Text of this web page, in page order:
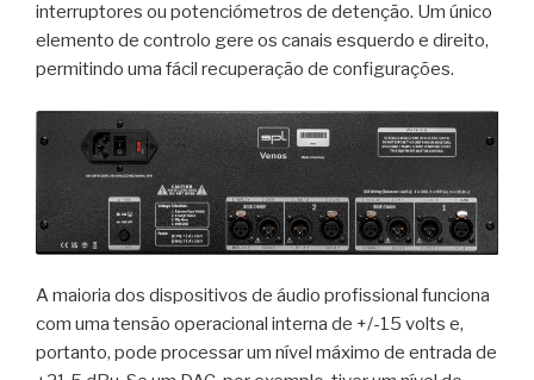
interruptores ou potenciómetros de detenção. Um único
elemento de controlo gere os canais esquerdo e direito,
permitindo uma fácil recuperação de configurações.
A maioria dos dispositivos de áudio profissional funciona
com uma tensão operacional interna de +/-15 volts e,
portanto, pode processar um nível máximo de entrada de